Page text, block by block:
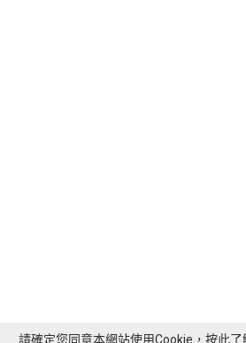
請確定您同意本網站使用Cookie，按此了